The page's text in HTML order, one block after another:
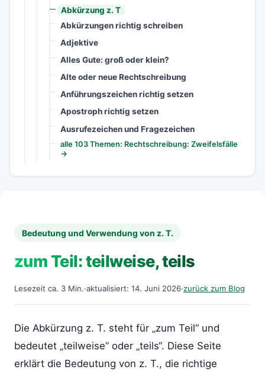
Abkürzung z. T
Abkürzungen richtig schreiben
Adjektive
Alles Gute: groß oder klein?
Alte oder neue Rechtschreibung
Anführungszeichen richtig setzen
Apostroph richtig setzen
Ausrufezeichen und Fragezeichen
alle 103 Themen: Rechtschreibung: Zweifelsfälle
→
Bedeutung und Verwendung von z. T.
zum Teil: teilweise, teils
Lesezeit ca. 3 Min.·aktualisiert: 14. Juni 2026·zurück zum Blog
Die Abkürzung z. T. steht für „zum Teil“ und
bedeutet „teilweise“ oder „teils“. Diese Seite
erklärt die Bedeutung von z. T., die richtige